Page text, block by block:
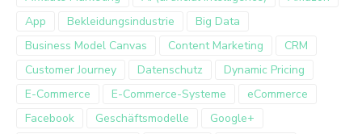
App
Bekleidungsindustrie
Big Data
Business Model Canvas
Content Marketing
CRM
Customer Journey
Datenschutz
Dynamic Pricing
E-Commerce
E-Commerce-Systeme
eCommerce
Facebook
Geschäftsmodelle
Google+